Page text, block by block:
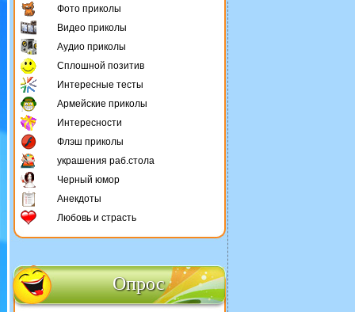
Фото приколы
Видео приколы
Аудио приколы
Сплошной позитив
Интересные тесты
Армейские приколы
Интересности
Флэш приколы
украшения раб.стола
Черный юмор
Анекдоты
Любовь и страсть
Опрос